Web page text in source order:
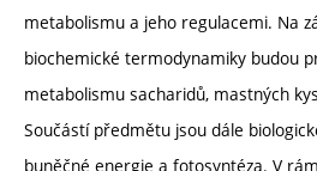
metabolismu a jeho regulacemi. Na
biochemické termodynamiky budou
metabolismu sacharidů, mastných
Součástí předmětu jsou dále
buněčné energie a fotosyntéza. V